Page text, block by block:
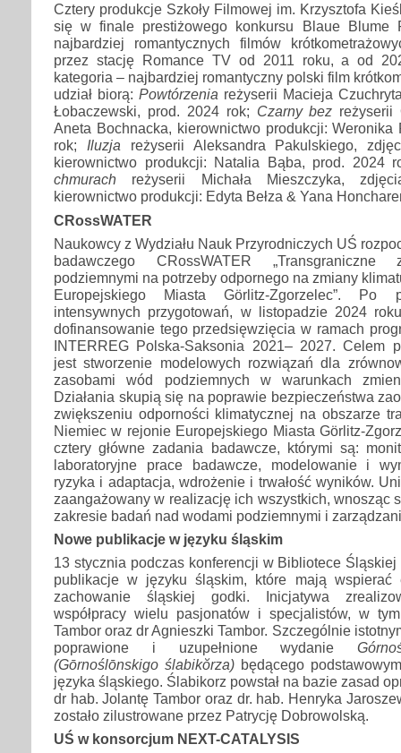
Cztery produkcje Szkoły Filmowej im. Krzysztofa
się w finale prestiżowego konkursu Blaue Blume
najbardziej romantycznych filmów
przez stację Romance TV od 2011 roku, a od
kategoria – najbardziej romantyczny polski film
udział biorą: Powtórzenia reżyserii Macieja
Łobaczewski, prod. 2024 rok; Czarny bez reżyserii
Aneta Bochnacka, kierownictwo produkcji: Weronika
rok; Iluzja reżyserii Aleksandra Pakulskiego,
kierownictwo produkcji: Natalia Bąba, prod. 2024
chmurach reżyserii Michała Mieszczyka,
kierownictwo produkcji: Edyta Bełza & Yana
CRossWATER
Naukowcy z Wydziału Nauk Przyrodniczych UŚ
badawczego CRossWATER „Transgraniczne
podziemnymi na potrzeby odpornego na zmiany
Europejskiego Miasta Görlitz-Zgorzelec”. Po
intensywnych przygotowań, w listopadzie 2024
dofinansowanie tego przedsięwzięcia w ramach
INTERREG Polska-Saksonia 2021– 2027. Celem
jest stworzenie modelowych rozwiązań dla
zasobami wód podziemnych w warunkach
Działania skupią się na poprawie bezpieczeństwa
zwiększeniu odporności klimatycznej na obszarze
Niemiec w rejonie Europejskiego Miasta Görlitz-
cztery główne zadania badawcze, którymi są:
laboratoryjne prace badawcze, modelowanie i
ryzyka i adaptacja, wdrożenie i trwałość wyników.
zaangażowany w realizację ich wszystkich, wnosząc
zakresie badań nad wodami podziemnymi i
Nowe publikacje w języku śląskim
13 stycznia podczas konferencji w Bibliotece
publikacje w języku śląskim, które mają wspierać
zachowanie śląskiej godki. Inicjatywa
współpracy wielu pasjonatów i specjalistów, w
Tambor oraz dr Agnieszki Tambor. Szczególnie
poprawione i uzupełnione wydanie
(Gōrnoślōnskigo ślabikŏrza) będącego
języka śląskiego. Ślabikorz powstał na bazie zasad
dr hab. Jolantę Tambor oraz dr. hab. Henryka
zostało zilustrowane przez Patrycję Dobrowolską.
UŚ w konsorcjum NEXT-CATALYSIS